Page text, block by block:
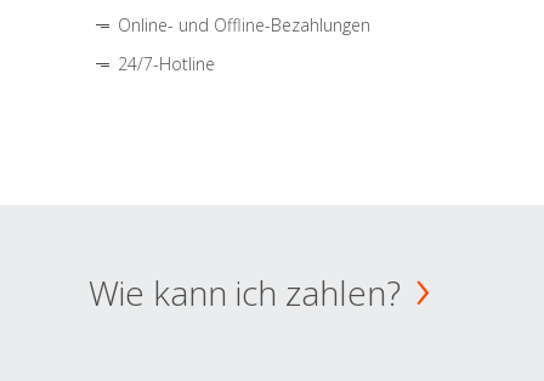
Online- und Offline-Bezahlungen
24/7-Hotline
Wie kann ich zahlen?